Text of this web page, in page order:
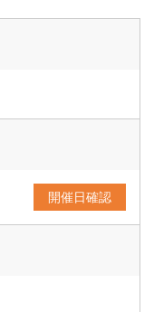
開催日確認